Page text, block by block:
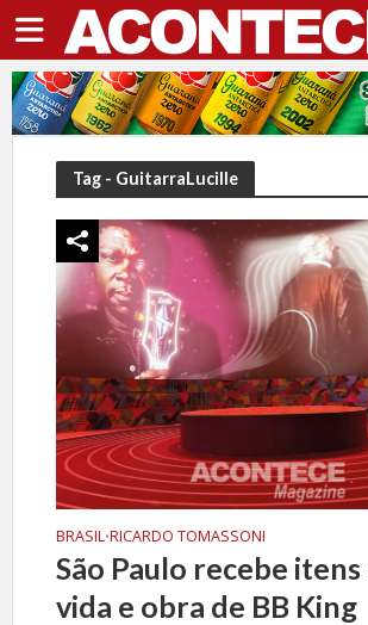
Tag - GuitarraLucille
BRASIL•RICARDO TOMASSONI
São Paulo recebe
vida e obra de BB King